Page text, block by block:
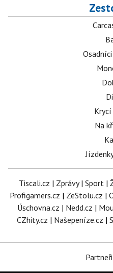
Na
Tiscali.cz | Zprávy| Sport |
Profigamers.cz | ZeStolu.cz |
Úschovna.cz | Nedd.cz |
CZhity.cz | Našepeníze.cz |